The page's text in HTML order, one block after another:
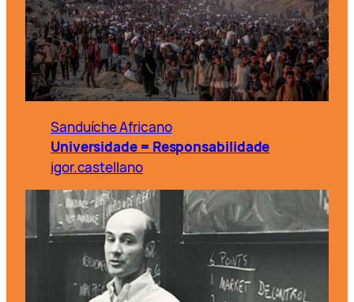
Sanduíche Africano
Universidade = Responsabilidade
igor.castellano